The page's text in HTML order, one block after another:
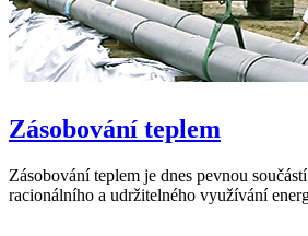
Zásobování teplem
Zásobování teplem je dnes pevnou
racionálního a udržitelného využívání